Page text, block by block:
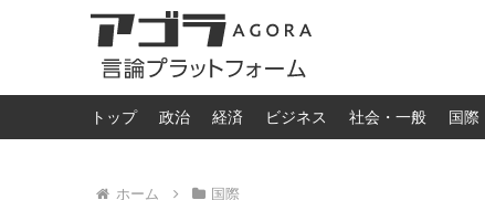
トップ 政治 経済 ビジネス 社会・一般 国際
ホーム 国際